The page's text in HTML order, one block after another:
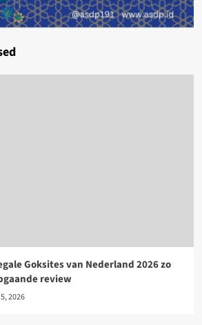
Goksites van Nederland 2026 zo
review
2026